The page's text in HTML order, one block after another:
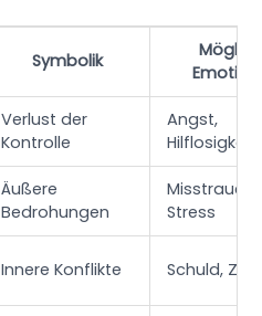
Symbolik
Verlust der
Kontrolle
Angst,
Hilflosigkeit
Äußere
Bedrohungen
Misstrauen,
Stress
Innere Konflikte Schuld,